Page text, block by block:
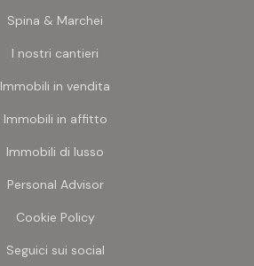
Spina & Marchei
I nostri cantieri
Immobili in vendita
Immobili in affitto
Immobili di lusso
Personal Advisor
Cookie Policy
Seguici sui social